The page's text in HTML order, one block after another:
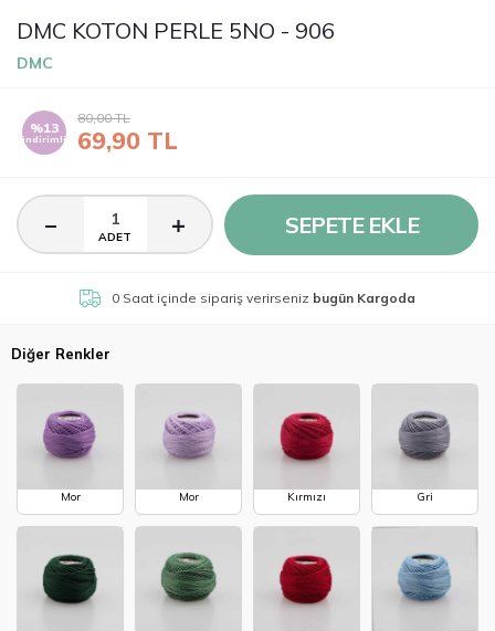
DMC KOTON PERLE 5NO - 906
DMC
%13
indirimli 69,90 TL
80,00TL
ADET SEPETE EKLE
0 Saat içinde sipariş verirseniz bugün Kargoda
Diğer Renkler
Mor Mor Kırmızı Gri